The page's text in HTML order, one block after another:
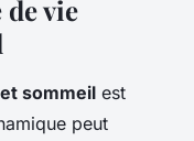
vie
sommeil est
peut